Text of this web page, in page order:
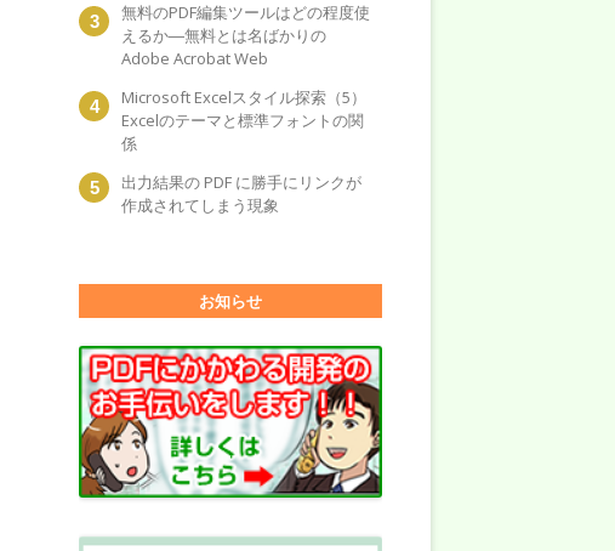
無料のPDF編集ツールはどの程度使
えるか―無料とは名ばかりの
Adobe Acrobat Web
Microsoft Excelスタイル探索（5）
Excelのテーマと標準フォントの関
係
出力結果の PDF に勝手にリンクが
作成されてしまう現象
お知らせ